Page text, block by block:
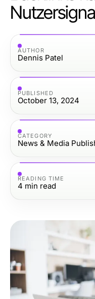
AUTHOR
Dennis Patel
PUBLISHED
October 13, 2024
CATEGORY
News & Media
READING TIME
4 min read